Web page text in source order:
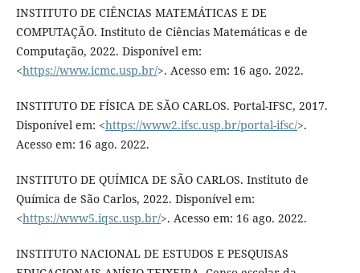
INSTITUTO DE CIÊNCIAS MATEMÁTICAS E DE
COMPUTAÇÃO. Instituto de Ciências Matemáticas e de
Computação, 2022. Disponível em:
<https://www.icmc.usp.br/>. Acesso em: 16 ago. 2022.
INSTITUTO DE FÍSICA DE SÃO CARLOS. Portal-IFSC, 2017.
Disponível em: <https://www2.ifsc.usp.br/portal-ifsc/>.
Acesso em: 16 ago. 2022.
INSTITUTO DE QUÍMICA DE SÃO CARLOS. Instituto de
Química de São Carlos, 2022. Disponível em:
<https://www5.iqsc.usp.br/>. Acesso em: 16 ago. 2022.
INSTITUTO NACIONAL DE ESTUDOS E PESQUISAS